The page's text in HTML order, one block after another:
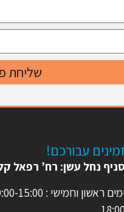
שליחת
זמינים עבורכם!
סניף נחל עשן: רח’ רפאל